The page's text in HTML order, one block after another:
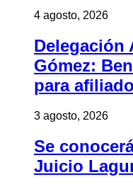
4 agosto, 2026
Delegación
Gómez:
para
3 agosto, 2026
Se
Juicio